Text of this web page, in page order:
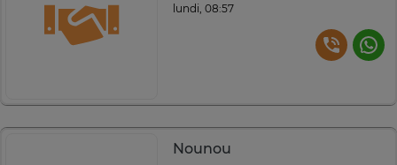
lundi, 08:57
Nounou